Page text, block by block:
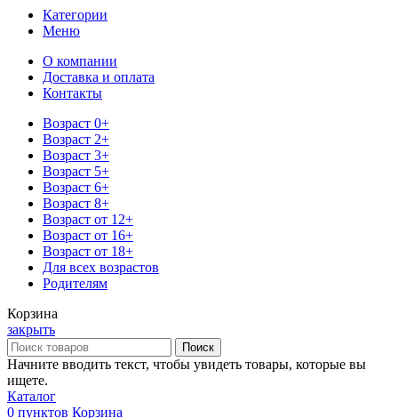
Категории
Меню
О компании
Доставка и оплата
Контакты
Возраст 0+
Возраст 2+
Возраст 3+
Возраст 5+
Возраст 6+
Возраст 8+
Возраст от 12+
Возраст от 16+
Возраст от 18+
Для всех возрастов
Родителям
Корзина
закрыть
Поиск
Начните вводить текст, чтобы увидеть товары, которые вы
ищете.
Каталог
0 пунктов Корзина